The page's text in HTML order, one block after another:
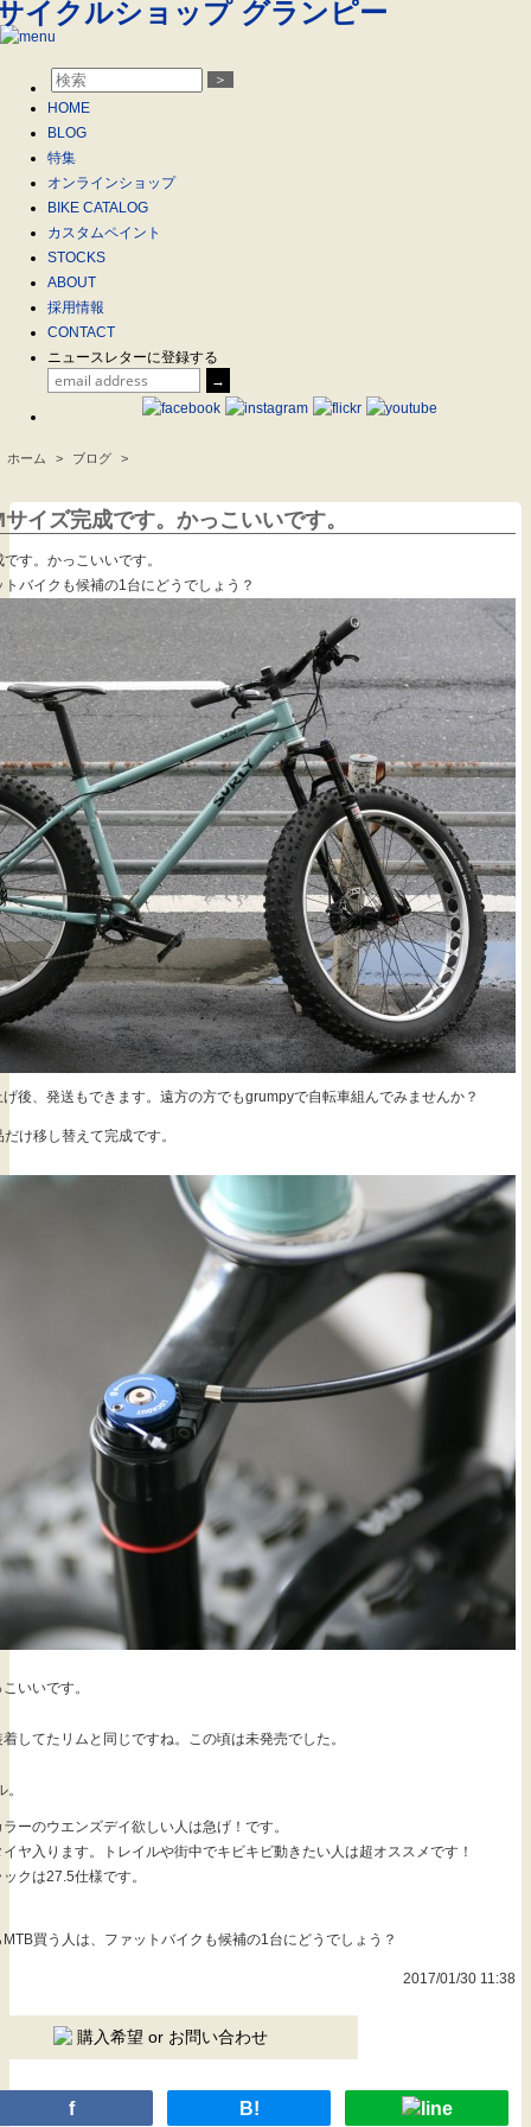
＞
HOME
BLOG
特集
オンラインショップ
BIKE CATALOG
カスタムペイント
STOCKS
ABOUT
採用情報
CONTACT
ニュースレターに登録する
ホーム > ブログ >
イズ完成です。かっこいいです。
す。かっこいいです。
バイクも候補の1台にどうでしょう？
後、発送もできます。遠方の方でもgrumpyで自転車組んでみませんか？
け移し替えて完成です。
いいです。
してたリムと同じですね。この頃は未発売でした。
ーのウエンズデイ欲しい人は急げ！です。
ヤ入ります。トレイルや街中でキビキビ動きたい人は超オススメです！
クは27.5仕様です。
買う人は、ファットバイクも候補の1台にどうでしょう？
2017/01/30 11:38
購入希望 or お問い合わせ
f B!